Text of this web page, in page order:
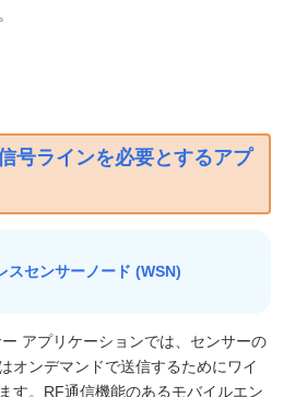
号ラインを必要とするアプ
スセンサーノード (WSN)
アプリケーションでは、センサーの
オンデマンドで送信するためにワイ
す。RF通信機能のあるモバイルエン